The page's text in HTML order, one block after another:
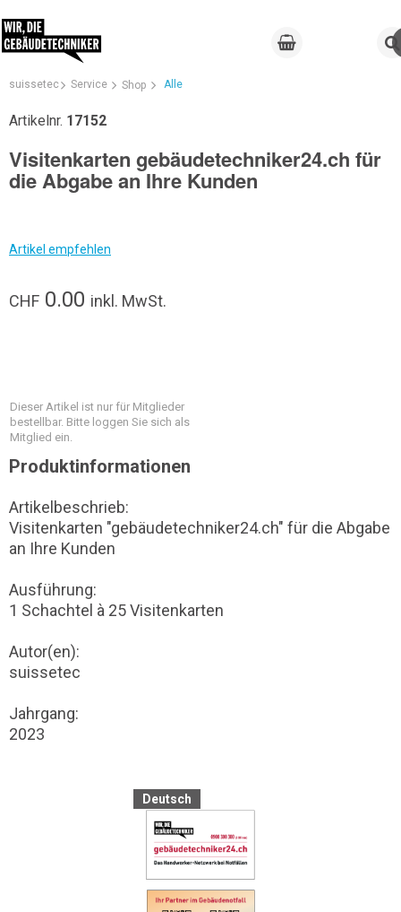
suissetec Service Shop Alle
Artikelnr. 17152
Visitenkarten gebäudetechniker24.ch für
die Abgabe an Ihre Kunden
Artikel empfehlen
CHF 0.00 inkl. MwSt.
Dieser Artikel ist nur für Mitglieder
bestellbar. Bitte loggen Sie sich als
Mitglied ein.
Produktinformationen
Artikelbeschrieb:
Visitenkarten "gebäudetechniker24.ch" für die Abgabe
an Ihre Kunden
Ausführung:
1 Schachtel à 25 Visitenkarten
Autor(en):
suissetec
Jahrgang:
2023
Deutsch